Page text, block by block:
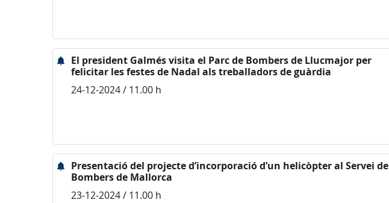
El president Galmés visita el Parc de Bombers de Llucmajor per
felicitar les festes de Nadal als treballadors de guàrdia
24-12-2024 / 11.00 h
Presentació del projecte d’incorporació d’un helicòpter al Servei de
Bombers de Mallorca
23-12-2024 / 11.00 h